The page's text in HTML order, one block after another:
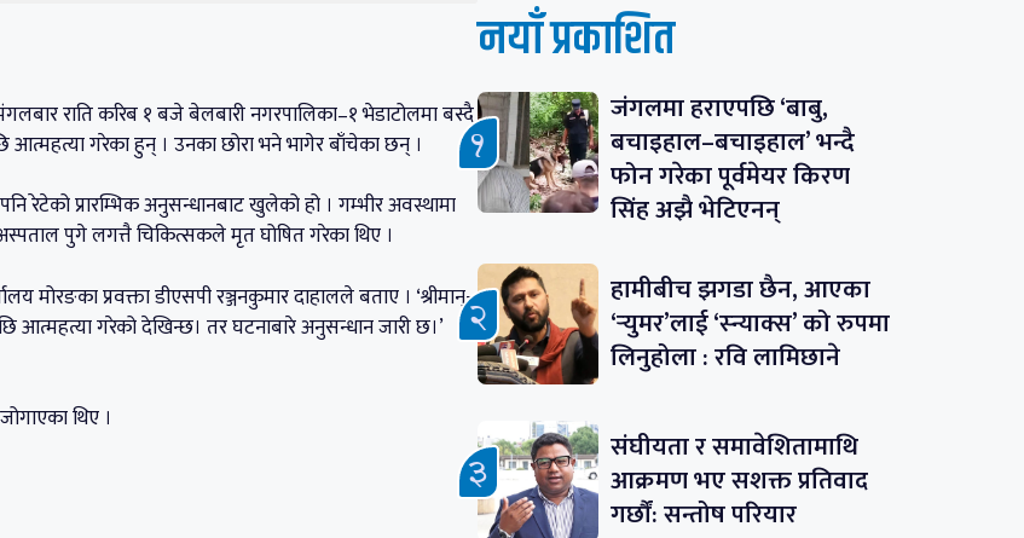
राति करिब १ बजे बेलबारी नगरपालिका–१ भेडाटोलमा बस्दै
आत्महत्या गरेका हुन् । उनका छोरा भने भागेर बाँचेका छन् ।
रेटेको प्रारम्भिक अनुसन्धानबाट खुलेको हो । गम्भीर अवस्थामा
पुगे लगत्तै चिकित्सकले मृत घोषित गरेका थिए ।
मोरङका प्रवक्ता डीएसपी रञ्जनकुमार दाहालले बताए । ‘श्रीमान्-
आत्महत्या गरेको देखिन्छ। तर घटनाबारे अनुसन्धान जारी छ।’
थिए ।
नयाँ प्रकाशित
जंगलमा हराएपछि ‘बाबु,
बचाइहाल–बचाइहाल’ भन्दै
फोन गरेका पूर्वमेयर किरण
सिंह अझै भेटिएनन्
हामीबीच झगडा छैन, आएका
‘र्‍युमर’लाई ‘स्न्याक्स’ को रुपमा
लिनुहोला : रवि लामिछाने
संघीयता र समावेशितामाथि
आक्रमण भए सशक्त प्रतिवाद
गर्छौं: सन्तोष परियार